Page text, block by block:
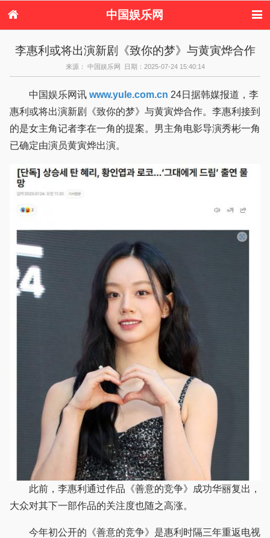
中国娱乐网
电视剧
演唱会 综艺节目
偶像活动
李惠利或将出演新剧《致你的梦》与黄寅烨合作
来源： 中国娱乐网 日期：2025-07-24 15:40:14
中国娱乐网讯 www.yule.com.cn
惠利或将出演新剧《致你的梦》与黄寅烨合作。李惠利接到
的是女主角记者李在一角的提案。男主角电影导演秀彬一角
已确定由演员黄寅烨出演。
此前，李惠利通过作品《善意的竞争》成功华丽复出，
大众对其下一部作品的关注度也随之高涨。
今年初公开的《善意的竞争》是惠利时隔三年重返电视